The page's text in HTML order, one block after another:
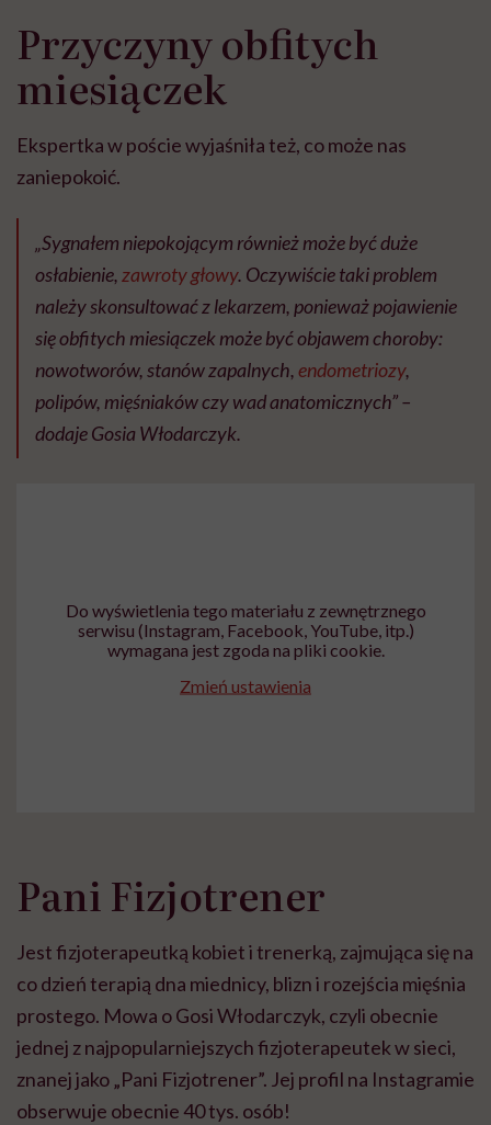
Przyczyny obfitych
miesiączek
Ekspertka w poście wyjaśniła też, co może nas
zaniepokoić.
„Sygnałem niepokojącym również może być duże
osłabienie,zawroty głowy. Oczywiście taki problem
należy skonsultować z lekarzem, ponieważ pojawienie
się obfitych miesiączek może być objawem choroby:
nowotworów, stanów zapalnych,endometriozy,
polipów, mięśniaków czy wad anatomicznych” –
dodaje Gosia Włodarczyk.
Do wyświetlenia tego materiału z zewnętrznego
serwisu (Instagram, Facebook, YouTube, itp.)
wymagana jest zgoda na pliki cookie.
Zmień ustawienia
Pani Fizjotrener
Jest fizjoterapeutką kobiet i trenerką, zajmująca się na
co dzień terapią dna miednicy, blizn i rozejścia mięśnia
prostego. Mowa o Gosi Włodarczyk, czyli obecnie
jednej z najpopularniejszych fizjoterapeutek w sieci,
znanej jako „Pani Fizjotrener”. Jej profil na Instagramie
obserwuje obecnie 40 tys. osób!